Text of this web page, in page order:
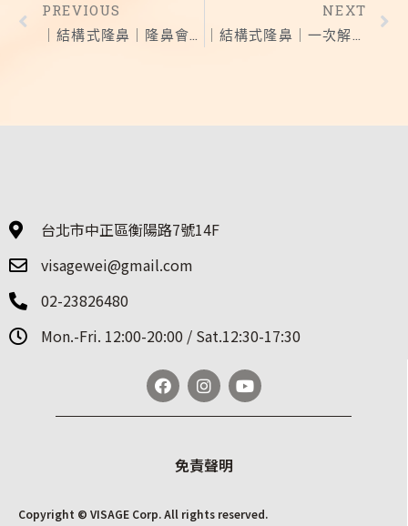
PREVIOUS
｜結構式隆鼻｜隆鼻會不會變形？十年案例給你答案
NEXT
｜結構式隆鼻｜一次解決複合式鼻型問題
Copyright © VISAGE Corp. All rights reserved.
免責聲明
台北市中正區衡陽路7號14F
visagewei@gmail.com
02-23826480
Mon.-Fri. 12:00-20:00 / Sat.12:30-17:30